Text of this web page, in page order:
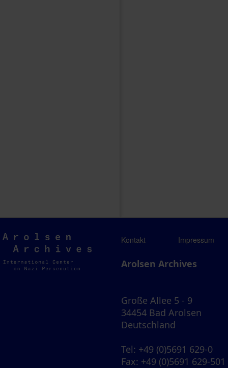
Arolsen
Archives
Kontakt Impressum
Arolsen Archives
Große Allee 5 - 9
34454 Bad Arolsen
Deutschland
Tel: +49 (0)5691 629-0
Fax: +49 (0)5691 629-501